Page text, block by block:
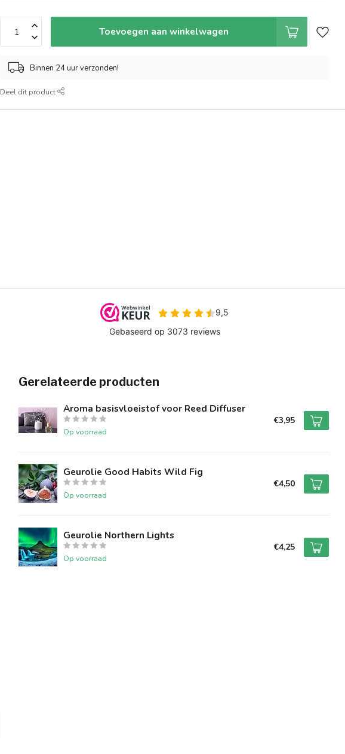
Toevoegen aan winkelwagen
Binnen 24 uur verzonden!
Deel dit product
Gerelateerde producten
Aroma basisvloeistof voor Reed Diffuser
Op voorraad
€3,95
Geurolie Good Habits Wild Fig
Op voorraad
€4,50
Geurolie Northern Lights
Op voorraad
€4,25